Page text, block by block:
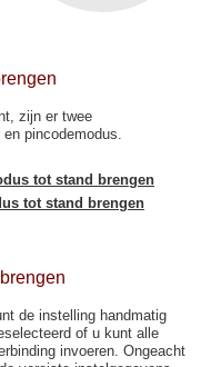
zijn er twee
pincodemodus.
tot stand brengen
tot stand brengen
de instelling handmatig
of u kunt alle
invoeren. Ongeacht